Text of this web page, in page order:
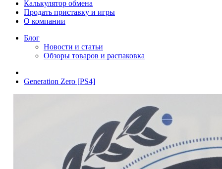
Калькулятор обмена
Продать приставку и игры
О компании
Блог
Новости и статьи
Обзоры товаров и распаковка
Generation Zero [PS4]